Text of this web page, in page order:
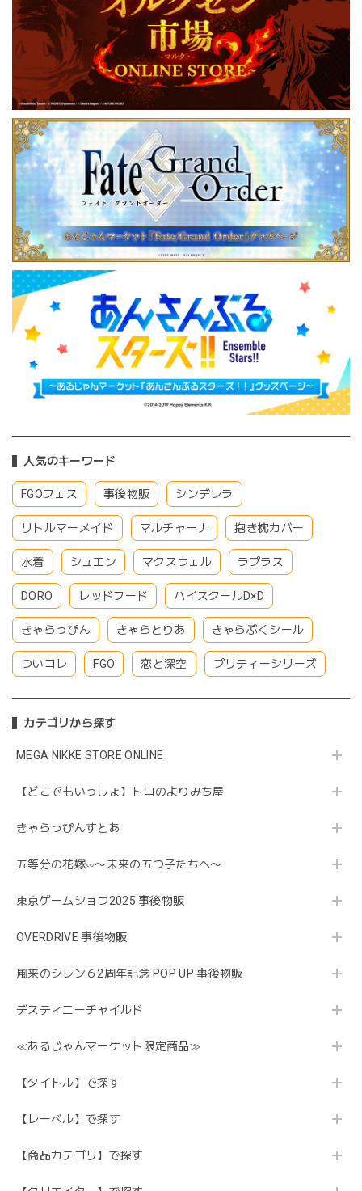
人気のキーワード
FGOフェス 事後物販 シンデレラ
リトルマーメイド マルチャーナ 抱き枕カバー
水着 シュエン マクスウェル ラプラス
DORO レッドフード ハイスクールD×D
きゃらっぴん きゃらとりあ きゃらぷくシール
ついコレ FGO 恋と深空 プリティーシリーズ
カテゴリから探す
MEGA NIKKE STORE ONLINE
【どこでもいっしょ】トロのよりみち屋
きゃらっぴんすとあ
五等分の花嫁∽〜未来の五つ子たちへ〜
東京ゲームショウ2025 事後物販
OVERDRIVE 事後物販
風来のシレン６2周年記念 POP UP 事後物販
デスティニーチャイルド
≪あるじゃんマーケット限定商品≫
【タイトル】で探す
【レーベル】で探す
【商品カテゴリ】で探す